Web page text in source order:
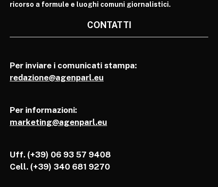
ricorso a formule e luoghi comuni giornalistici.
CONTATTI
Per inviare i comunicati stampa:
redazione@agenparl.eu
Per informazioni:
marketing@agenparl.eu
Uff. (+39) 06 93 57 9408
Cell. (+39) 340 681 9270